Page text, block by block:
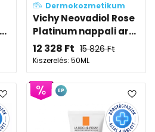
Dermokozmetikum
Vichy Neovadiol Rose
Platinum nappali ar...
12 328 Ft 15 826Ft
Kiszerelés: 50ML
EP